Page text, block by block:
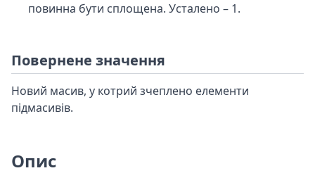
повинна бути сплощена. Усталено – 1.
Повернене значення
Новий масив, у котрий зчеплено елементи
підмасивів.
Опис